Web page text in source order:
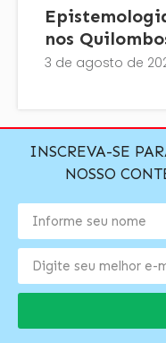
nos
3 de agosto de
INSCREVA-SE
NOSSO